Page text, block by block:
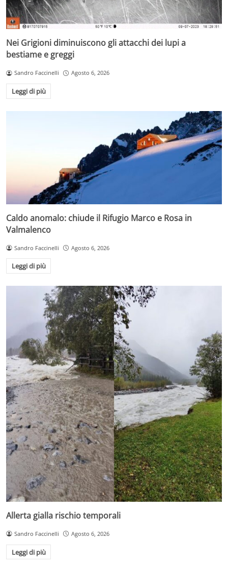
Nei Grigioni diminuiscono gli attacchi dei lupi a
bestiame e greggi
Sandro Faccinelli Agosto 6, 2026
Leggi di più
Caldo anomalo: chiude il Rifugio Marco e Rosa in
Valmalenco
Sandro Faccinelli Agosto 6, 2026
Leggi di più
Allerta gialla rischio temporali
Sandro Faccinelli Agosto 6, 2026
Leggi di più